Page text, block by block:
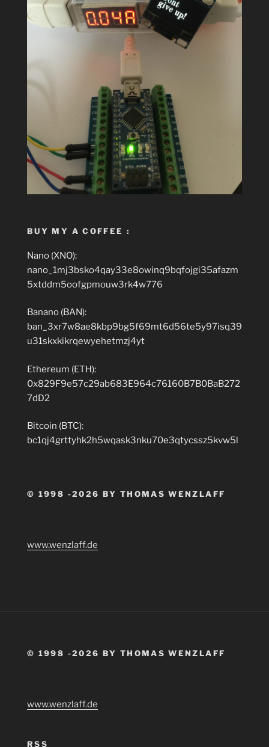
BUY MY A COFFEE :
Nano (XNO):
nano_1mj3bsko4qay33e8owinq9bqfojgi35afazm
5xtddm5oofgpmouw3rk4w776
Banano (BAN):
ban_3xr7w8ae8kbp9bg5f69mt6d56te5y97isq39
u31skxkikrqewyehetmzj4yt
Ethereum (ETH):
0x829F9e57c29ab683E964c76160B7B0BaB272
7dD2
Bitcoin (BTC):
bc1qj4grttyhk2h5wqask3nku70e3qtycssz5kvw5l
© 1998 -2026 BY THOMAS WENZLAFF
www.wenzlaff.de
© 1998 -2026 BY THOMAS WENZLAFF
www.wenzlaff.de
RSS